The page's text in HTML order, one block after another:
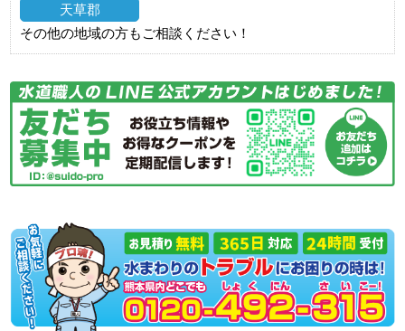
天草郡
その他の地域の方もご相談ください！